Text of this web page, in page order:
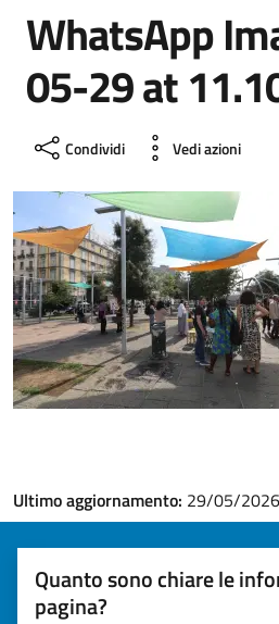
WhatsApp
05-29 at
Condividi Vedi azioni
Ultimo aggiornamento: 29/05/
Quanto sono chiare le
pagina?